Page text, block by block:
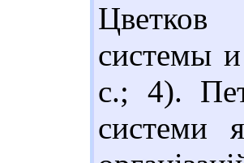
системы
с.; 4).
системи